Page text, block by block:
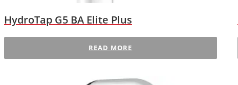
HydroTap G5 BA Elite Plus
READ MORE